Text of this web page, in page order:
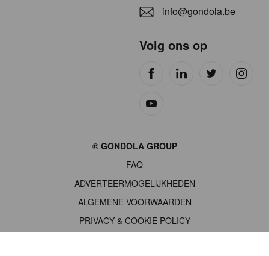
info@gondola.be
Volg ons op
© GONDOLA GROUP
FAQ
ADVERTEERMOGELIJKHEDEN
ALGEMENE VOORWAARDEN
PRIVACY & COOKIE POLICY